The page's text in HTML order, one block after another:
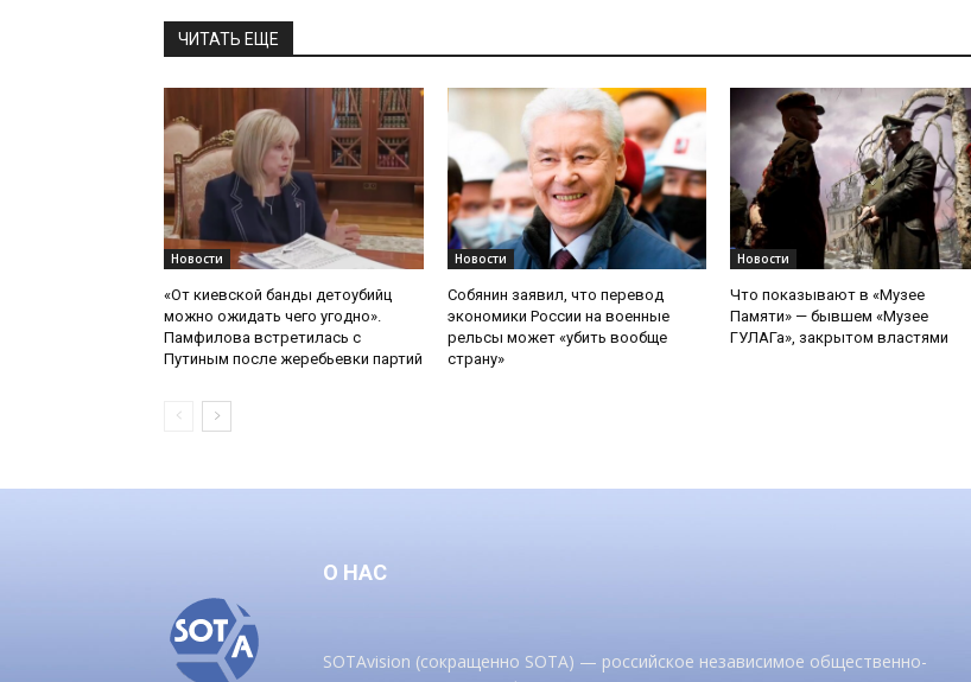
ЧИТАТЬ ЕЩЕ
Новости
«От киевской банды детоубийц
можно ожидать чего угодно».
Памфилова встретилась с
Путиным после жеребьевки партий
Новости
Собянин заявил, что перевод
экономики России на военные
рельсы может «убить вообще
страну»
Новости
Что показывают в «Музее
Памяти» — бывшем «Музее
ГУЛАГа», закрытом властями
О НАС
SOTAvision (сокращенно SOTA) — российское независимое общественно-